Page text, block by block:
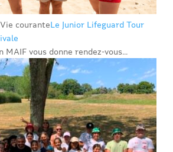
couranteLe Junior Lifeguard Tour
MAIF vous donne rendez-vous...